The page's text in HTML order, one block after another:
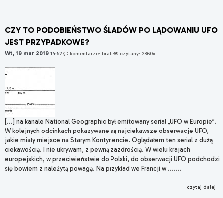
CZY TO PODOBIEŃSTWO ŚLADÓW PO LĄDOWANIU UFO
JEST PRZYPADKOWE?
Wt, 19 mar 2019 14:52 komentarze: brak czytany: 2360x
[...] na kanale National Geographic był emitowany serial „UFO w Europie”.
W kolejnych odcinkach pokazywane są najciekawsze obserwacje UFO,
jakie miały miejsce na Starym Kontynencie. Oglądałem ten serial z dużą
ciekawością. I nie ukrywam, z pewną zazdrością. W wielu krajach
europejskich, w przeciwieństwie do Polski, do obserwacji UFO podchodzi
się bowiem z należytą powagą. Na przykład we Francji w .......
czytaj dalej